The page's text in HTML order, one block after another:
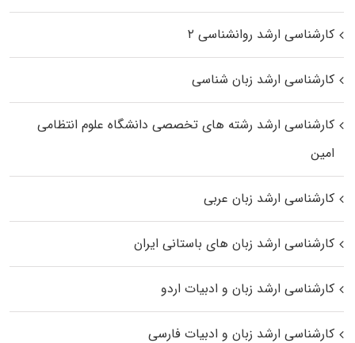
کارشناسی ارشد روانشناسی ۲
کارشناسی ارشد زبان شناسی
کارشناسی ارشد رﺷﺘﻪ ﻫﺎی تخصصی داﻧﺸﮕﺎه ﻋﻠﻮم انتظامی
اﻣﻴﻦ
کارشناسی ارشد زبان عربی
کارشناسی ارشد زبان‌ های باستانی ایران
کارشناسی ارشد زبان و ادبیات اردو
کارشناسی ارشد زبان و ادبیات فارسی